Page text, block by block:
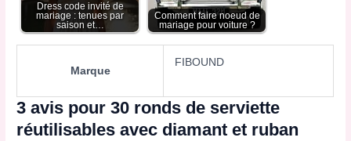
Dress code invité de
mariage : tenues par
saison et…
Comment faire noeud de
mariage pour voiture ?
Marque
FIBOUND
3 avis pour30 ronds de serviette
réutilisables avec diamant et ruban